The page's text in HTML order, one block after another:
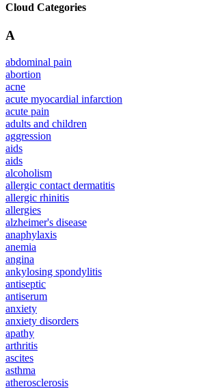
Cloud Categories
A
abdominal pain
abortion
acne
acute myocardial infarction
acute pain
adults and children
aggression
aids
aids
alcoholism
allergic contact dermatitis
allergic rhinitis
allergies
alzheimer's disease
anaphylaxis
anemia
angina
ankylosing spondylitis
antiseptic
antiserum
anxiety
anxiety disorders
apathy
arthritis
ascites
asthma
atherosclerosis